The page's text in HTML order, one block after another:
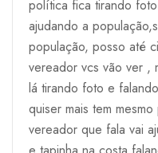
política fica tirando
ajudando a
população, posso até
vereador vcs vão ver ,
lá tirando foto e
quiser mais tem
vereador que fala vai